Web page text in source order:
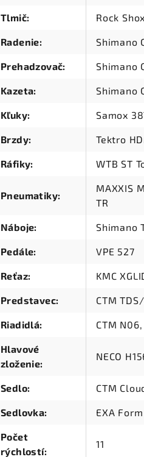
Tlmič: Rock
Radenie: Shimano
Prehadzovač: Shimano
Kazeta: Shimano
Kľuky: Samox
Brzdy: Tektro
Ráfiky: WTB ST
Pneumatiky:
MAXXIS
TR
Náboje: Shimano
Pedále: VPE 527
Reťaz: KMC
Predstavec: CTM
Riadidlá: CTM
Hlavové
zloženie:
NECO
Sedlo: CTM
Sedlovka: EXA
Počet
rýchlostí:
11